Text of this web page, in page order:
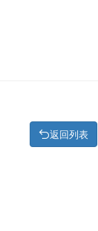
返回列表